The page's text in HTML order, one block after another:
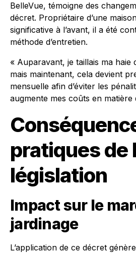
BelleVue, témoigne des
décret. Propriétaire d’une
significative à l’avant, il a été
méthode d’entretien.
« Auparavant, je taillais ma haie
mais maintenant, cela devient
mensuelle afin d’éviter les
augmente mes coûts en matière
pratiques de
législation
Impact sur le
jardinage
L’application de ce décret